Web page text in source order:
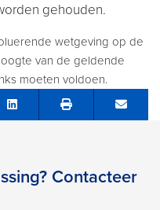
gehouden.
wetgeving op de
van de geldende
moeten voldoen.
Share on LinkedIn Send
Contacteer